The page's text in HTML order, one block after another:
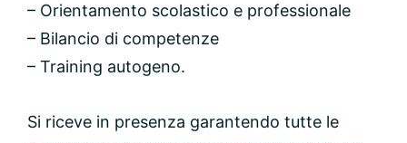
– Orientamento scolastico e professionale
– Bilancio di competenze
– Training autogeno.
Si riceve in presenza garantendo tutte le